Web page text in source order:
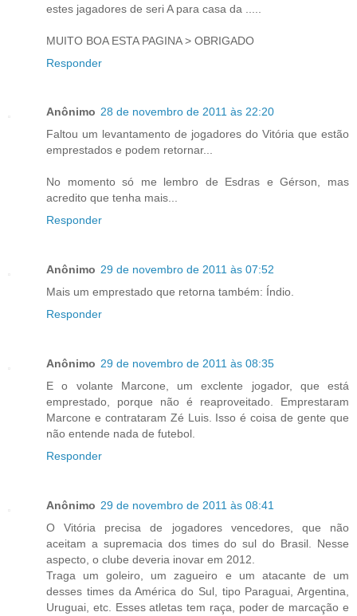
estes jagadores de seri A para casa da .....
MUITO BOA ESTA PAGINA > OBRIGADO
Responder
Anônimo 28 de novembro de 2011 às 22:20
Faltou um levantamento de jogadores do Vitória que estão
emprestados e podem retornar...
No momento só me lembro de Esdras e Gérson, mas
acredito que tenha mais...
Responder
Anônimo 29 de novembro de 2011 às 07:52
Mais um emprestado que retorna também: Índio.
Responder
Anônimo 29 de novembro de 2011 às 08:35
E o volante Marcone, um exclente jogador, que está
emprestado, porque não é reaproveitado. Emprestaram
Marcone e contrataram Zé Luis. Isso é coisa de gente que
não entende nada de futebol.
Responder
Anônimo 29 de novembro de 2011 às 08:41
O Vitória precisa de jogadores vencedores, que não
aceitam a supremacia dos times do sul do Brasil. Nesse
aspecto, o clube deveria inovar em 2012.
Traga um goleiro, um zagueiro e um atacante de um
desses times da América do Sul, tipo Paraguai, Argentina,
Uruguai, etc. Esses atletas tem raça, poder de marcação e